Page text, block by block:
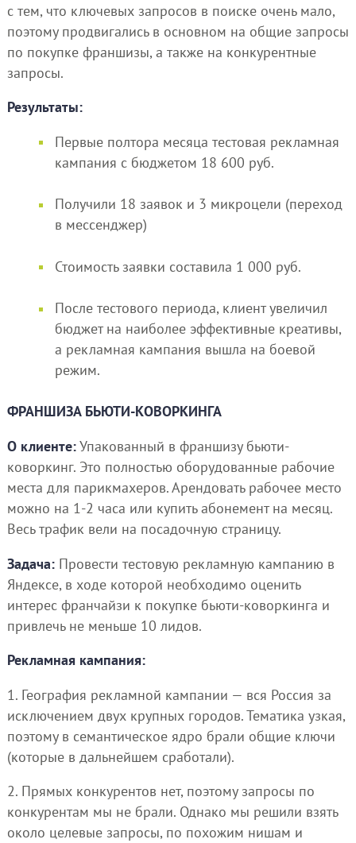
с тем, что ключевых запросов в поиске очень мало,
поэтому продвигались в основном на общие запросы
по покупке франшизы, а также на конкурентные
запросы.
Результаты:
Первые полтора месяца тестовая рекламная
кампания с бюджетом 18 600 руб.
Получили 18 заявок и 3 микроцели (переход
в мессенджер)
Стоимость заявки составила 1 000 руб.
После тестового периода, клиент увеличил
бюджет на наиболее эффективные креативы,
а рекламная кампания вышла на боевой
режим.
ФРАНШИЗА БЬЮТИ-КОВОРКИНГА
О клиенте:Упакованный в франшизу бьюти-
коворкинг. Это полностью оборудованные рабочие
места для парикмахеров. Арендовать рабочее место
можно на 1-2 часа или купить абонемент на месяц.
Весь трафик вели на посадочную страницу.
Задача:Провести тестовую рекламную кампанию в
Яндексе, в ходе которой необходимо оценить
интерес франчайзи к покупке бьюти-коворкинга и
привлечь не меньше 10 лидов.
Рекламная кампания:
1. География рекламной кампании — вся Россия за
исключением двух крупных городов. Тематика узкая,
поэтому в семантическое ядро брали общие ключи
(которые в дальнейшем сработали).
2. Прямых конкурентов нет, поэтому запросы по
конкурентам мы не брали. Однако мы решили взять
около целевые запросы, по похожим нишам и